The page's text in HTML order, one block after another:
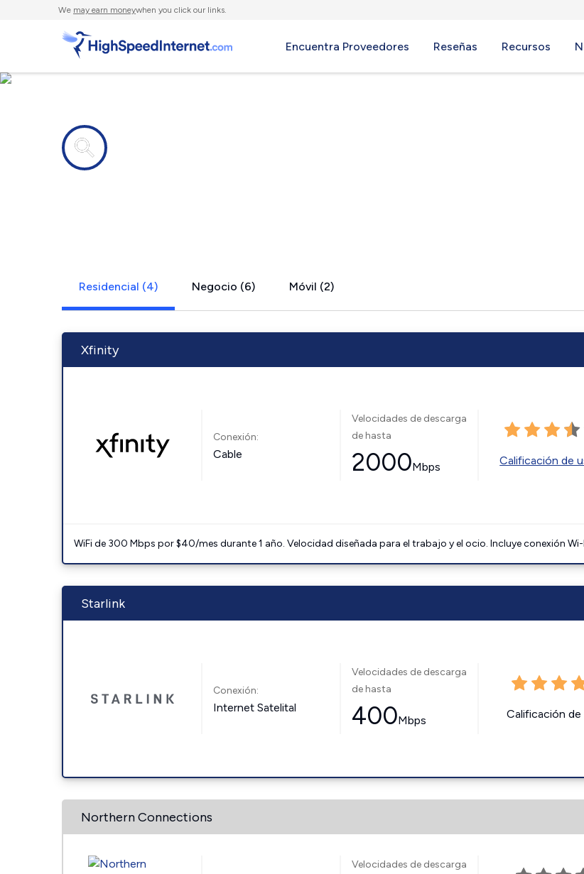
We may earn moneywhen you click our links.
Encuentra Proveedores Reseñas Recursos
Residencial (4) Negocio (6) Móvil (2)
Xfinity
Conexión:
Cable
Velocidades de descarga
de hasta
2000Mbps Calificación de
WiFi de 300 Mbps por $40/mes durante 1 año. Velocidad diseñada para el trabajo y el ocio. Incluye conexión
Starlink
Conexión:
Internet Satelital
Velocidades de descarga
de hasta
400Mbps Calificación de
Northern Connections
Velocidades de descarga